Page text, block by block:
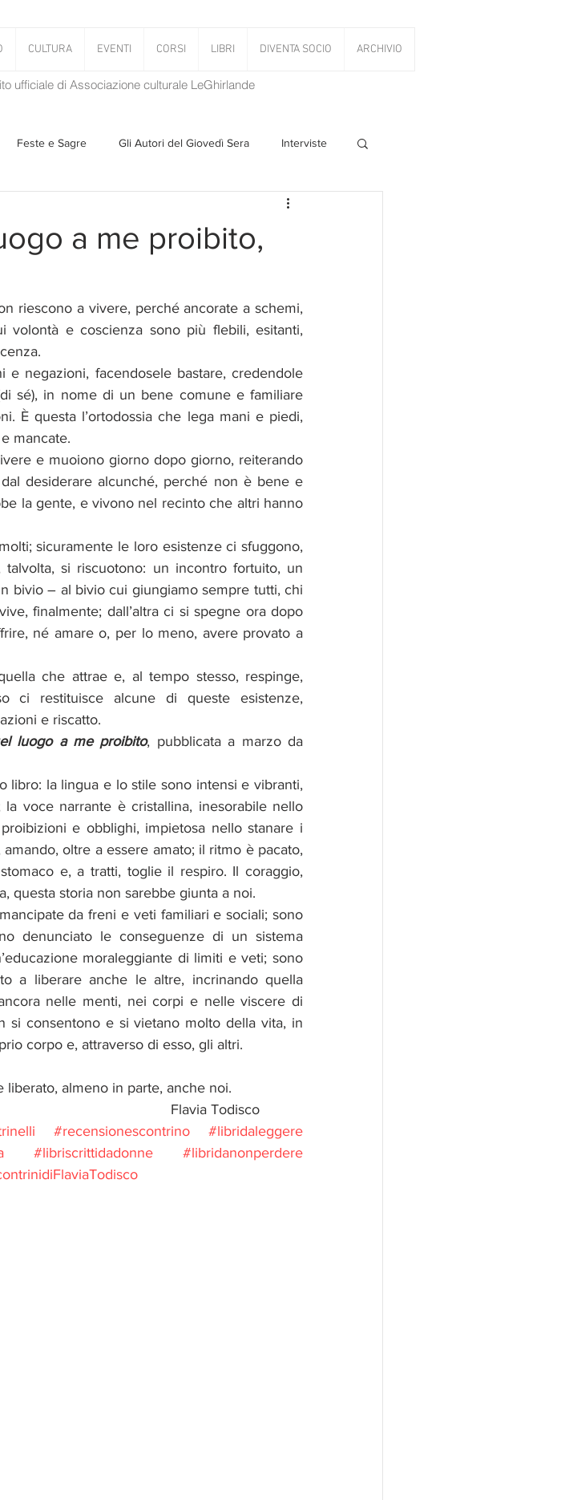
CULTURA EVENTI CORSI LIBRI DIVENTA SOCIO ARCHIVIO
ufficiale di Associazione culturale LeGhirlande
Feste e Sagre Gli Autori del Giovedì Sera Interviste
a me proibito,
riescono a vivere, perché ancorate a schemi,
e coscienza sono più flebili, esitanti,
negazioni, facendosele bastare, credendole
sé), in nome di un bene comune e familiare
È questa l’ortodossia che lega mani e piedi,
mancate.
e muoiono giorno dopo giorno, reiterando
desiderare alcunché, perché non è bene e
la gente, e vivono nel recinto che altri hanno
sicuramente le loro esistenze ci sfuggono,
si riscuotono: un incontro fortuito, un
bivio – al bivio cui giungiamo sempre tutti, chi
finalmente; dall’altra ci si spegne ora dopo
né amare o, per lo meno, avere provato a
che attrae e, al tempo stesso, respinge,
ci restituisce alcune di queste esistenze,
e riscatto.
luogo a me proibito, pubblicata a marzo da
libro: la lingua e lo stile sono intensi e vibranti,
voce narrante è cristallina, inesorabile nello
e obblighi, impietosa nello stanare i
oltre a essere amato; il ritmo è pacato,
e, a tratti, toglie il respiro. Il coraggio,
questa storia non sarebbe giunta a noi.
da freni e veti familiari e sociali; sono
denunciato le conseguenze di un sistema
moraleggiante di limiti e veti; sono
a liberare anche le altre, incrinando quella
nelle menti, nei corpi e nelle viscere di
consentono e si vietano molto della vita, in
corpo e, attraverso di esso, gli altri.
liberato, almeno in parte, anche noi.
                                                                                                                   Flavia Todisco
#recensionescontrino
#libridaleggere
#libriscrittidadonne
#libridanonperdere